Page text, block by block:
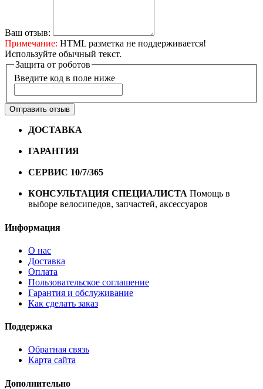
Ваш отзыв:
Примечание: HTML разметка не поддерживается!
Используйте обычный текст.
Защита от роботов
Введите код в поле ниже
Отправить отзыв
ДОСТАВКА
ГАРАНТИЯ
СЕРВИС 10/7/365
КОНСУЛЬТАЦИЯ СПЕЦИАЛИСТА Помощь в
выборе велосипедов, запчастей, аксессуаров
Информация
О нас
Доставка
Оплата
Пользовательское соглашение
Гарантия и обслуживание
Как сделать заказ
Поддержка
Обратная связь
Карта сайта
Дополнительно